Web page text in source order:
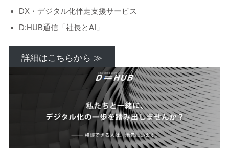
DX・デジタル化伴走支援サービス
D:HUB通信「社長とAI」
詳細はこちらから ≫